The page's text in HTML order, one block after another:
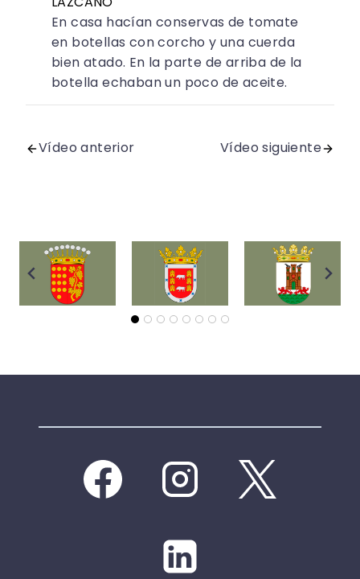
En casa hacían conservas de tomate
en botellas con corcho y una cuerda
bien atado. En la parte de arriba de la
botella echaban un poco de aceite.
Vídeo anterior Vídeo siguiente